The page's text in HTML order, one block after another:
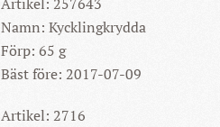
Namn: Kycklingkrydda
Förp: 65 g
Bäst före: 2017-07-09
Artikel: 2716